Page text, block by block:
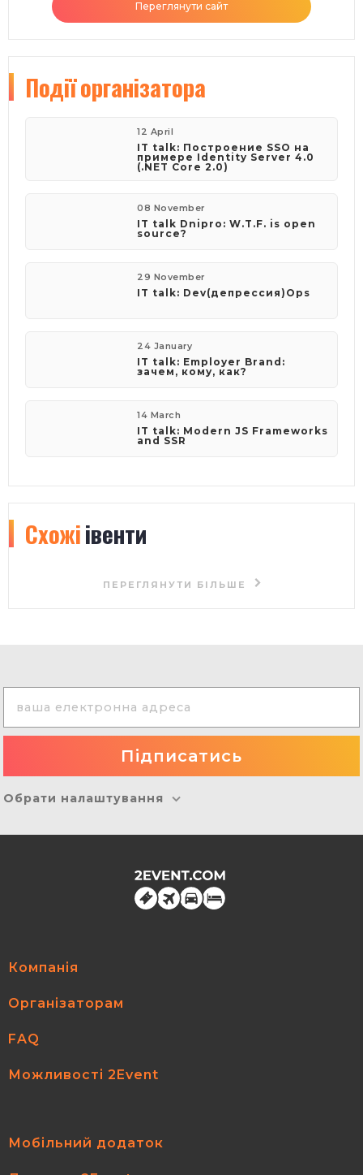
Переглянути сайт
Подіїорганізатора
12 April
IT talk: Построение SSO на
примере Identity Server 4.0
(.NET Core 2.0)
08 November
IT talk Dnipro: W.T.F. is open
source?
29 November
IT talk: Dev(депрессия)Ops
24 January
IT talk: Employer Brand:
зачем, кому, как?
14 March
IT talk: Modern JS Frameworks
and SSR
Схожіівенти
ПЕРЕГЛЯНУТИ БІЛЬШЕ
Обрати налаштування
Компанія
Організаторам
FAQ
Можливості 2Event
Мобільний додаток